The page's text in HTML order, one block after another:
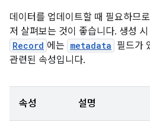
데이터를 업데이트할 때 필요하므로
저 살펴보는 것이 좋습니다. 생성
Record 에는 metadata 필드가
관련된 속성입니다.
속성 설명